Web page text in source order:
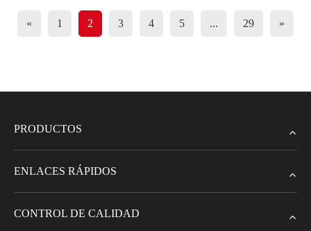
« 1 2 3 4 5 ... 29 »
PRODUCTOS
ENLACES RÁPIDOS
CONTROL DE CALIDAD